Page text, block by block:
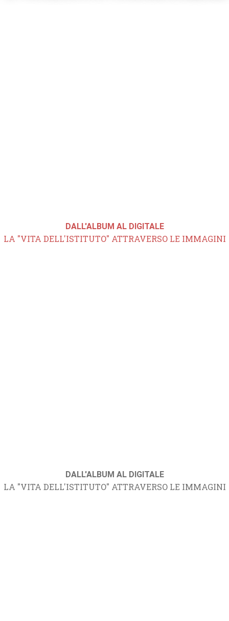
DALL'ALBUM AL DIGITALE
LA "VITA DELL'ISTITUTO" ATTRAVERSO LE IMMAGINI
DALL'ALBUM AL DIGITALE
LA "VITA DELL'ISTITUTO" ATTRAVERSO LE IMMAGINI